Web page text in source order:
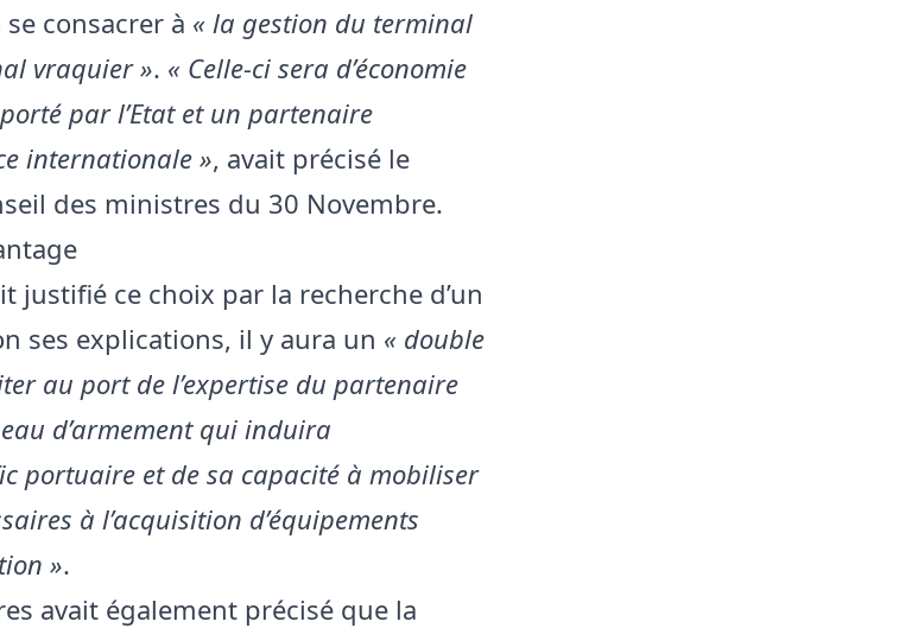
consacrer à « la gestion du terminal
vraquier ». « Celle-ci sera d’économie
par l’Etat et un partenaire
internationale », avait précisé le
des ministres du 30 Novembre.
justifié ce choix par la recherche d’un
ses explications, il y aura un « double
au port de l’expertise du partenaire
d’armement qui induira
portuaire et de sa capacité à mobiliser
à l’acquisition d’équipements
».
avait également précisé que la